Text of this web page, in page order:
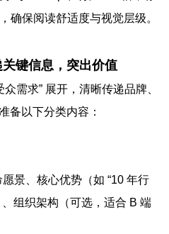
确保阅读舒适度与视觉层级。
键信息，突出价值
需求” 展开，清晰传递品牌、
备以下分类内容：
景、核心优势（如 “10 年行
组织架构（可选，适合 B 端